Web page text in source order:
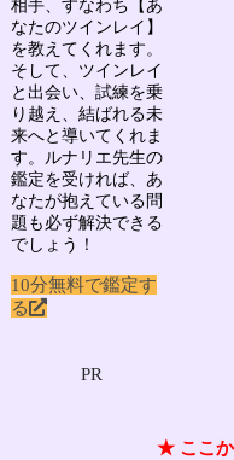
相手、すなわち 【あ
なたのツインレイ】
を教えてくれます。
そして、ツインレイ
と出会い、試練を乗
り越え、結ばれる未
来へと導いてくれま
す。ルナリエ先生の
鑑定を受ければ、あ
なたが抱えている問
題も必ず解決できる
でしょう！
10分無料で鑑定す
る
PR
★ ここ